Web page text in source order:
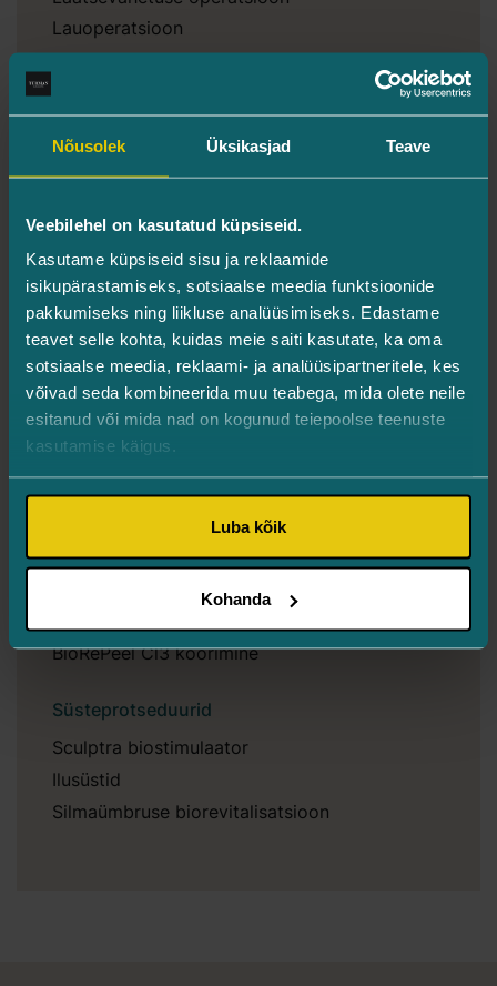
Nõusolek Üksikasjad Teave
Veebilehel on kasutatud küpsiseid.
Kasutame küpsiseid sisu ja reklaamide
isikupärastamiseks, sotsiaalse meedia funktsioonide
pakkumiseks ning liikluse analüüsimiseks. Edastame
teavet selle kohta, kuidas meie saiti kasutate, ka oma
sotsiaalse meedia, reklaami- ja analüüsipartneritele, kes
võivad seda kombineerida muu teabega, mida olete neile
esitanud või mida nad on kogunud teiepoolse teenuste
kasutamise käigus.
Luba kõik
Kohanda
Lauoperatsioon
Halaasion ehk „rahetera“
Iluprotseduurid
OptiLift silmaümbruse protseduurid
Silmalaugude korrigeerimine ehk
blefaroplastika
OptiLight IPL esteetilised protseduurid
Esteetiline laserravi
RedTouch laserprotseduurid
Silmaümbruse laserlihvimine ehk CO2-laser
resurfacing
Silmaspaa ja iluhooldused
Geneo X näohooldused
BioRePeel Cl3 koorimine
Süsteprotseduurid
Sculptra biostimulaator
Ilusüstid
Silmaümbruse biorevitalisatsioon